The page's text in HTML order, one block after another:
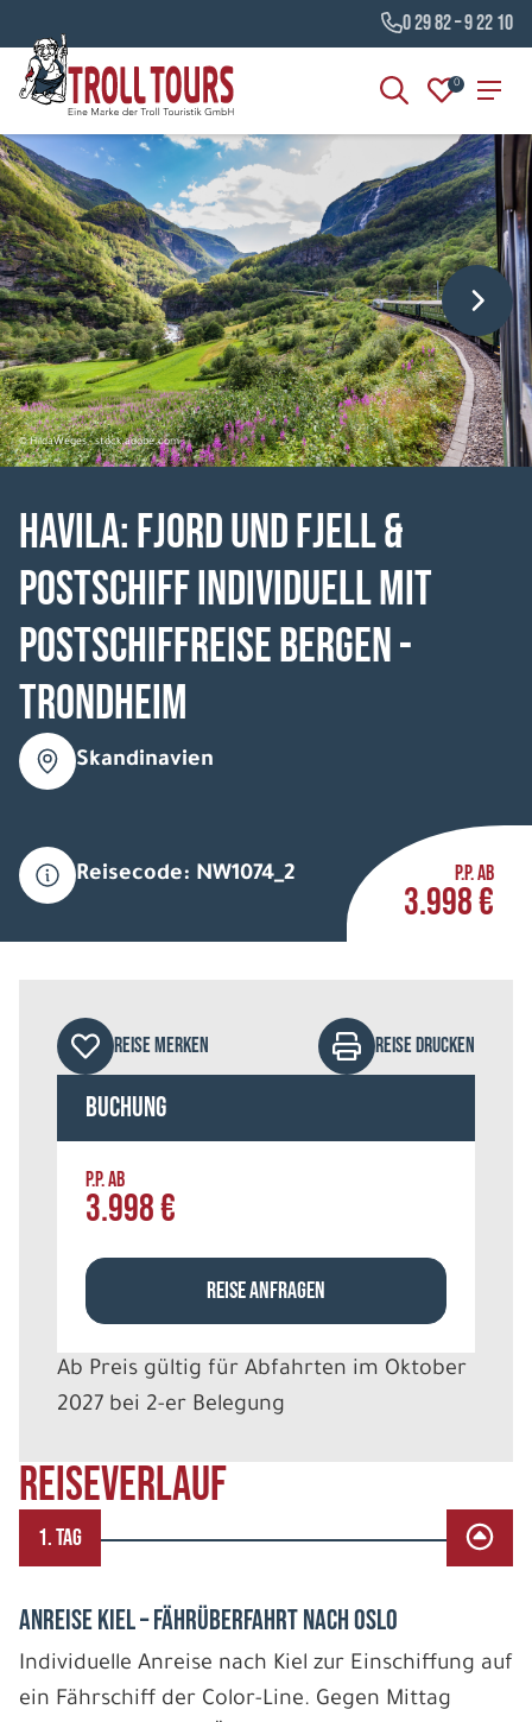
0 29 82 – 9 22 10
0
© HildaWeges - stock.adobe.com
HAVILA: Fjord und Fjell &
Postschiff individuell mit
Postschiffreise Bergen -
Trondheim
Skandinavien
Reisecode: NW1074_2 P.P. AB
3.998 €
REISEVERLAUF
1. TAG
Anreise Kiel – Fährüberfahrt nach Oslo
Individuelle Anreise nach Kiel zur Einschiffung auf
ein Fährschiff der Color-Line. Gegen Mittag
REISE MERKEN REISE DRUCKEN
Buchung
P.P. AB
3.998 €
REISE ANFRAGEN
Ab Preis gültig für Abfahrten im Oktober
2027 bei 2-er Belegung